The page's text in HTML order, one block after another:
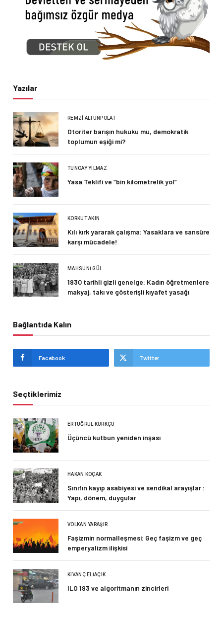
Yazılar
REMZI ALTUNPOLAT
Otoriter barışın hukuku mu, demokratik
toplumun eşiği mi?
TUNCAY YILMAZ
Yasa Teklifi ve “bin kilometrelik yol”
KORKUT AKIN
Kılı kırk yararak çalışma: Yasaklara ve sansüre
karşı mücadele!
MAHSUNI GÜL
1930 tarihli gizli genelge: Kadın öğretmenlere
makyaj, takı ve gösterişli kıyafet yasağı
Bağlantıda Kalın
Facebook Twitter
Seçtiklerimiz
ERTUĞRUL KÜRKÇÜ
Üçüncü kutbun yeniden inşası
HAKAN KOÇAK
Sınıfın kayıp asabiyesi ve sendikal arayışlar :
Yapı, dönem, duygular
VOLKAN YARAŞIR
Faşizmin normalleşmesi: Geç faşizm ve geç
emperyalizm ilişkisi
KIVANÇ ELIAÇIK
ILO 193 ve algoritmanın zincirleri